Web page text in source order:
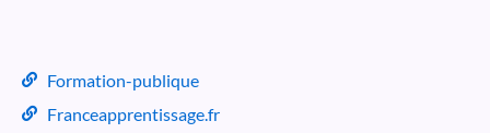
Formation-publique
Franceapprentissage.fr